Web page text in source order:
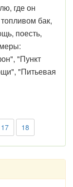
где он
бак,
поесть,
"Пункт
"Питьевая
17 18